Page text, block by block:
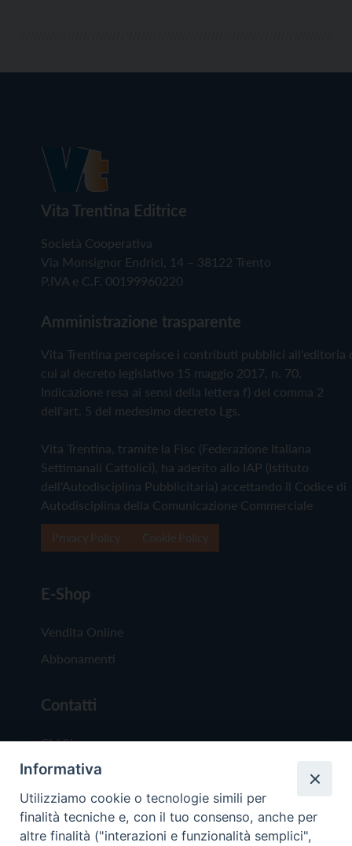
Vita Trentina Editrice
Società Cooperativa
Via Monsignor Endrici, 14 – 38122 Trento
P.IVA e C.F. 00199960220
Amministrazione trasparente
Vita Trentina percepisce i contributi pubblici all'editoria
cui al decreto legislativo 15 maggio 2017, n. 70.
Indicazione resa ai sensi della lettera f) del comma 2
dell'art. 5 del medesimo decreto Lgs.
Vita Trentina, tramite la Fisc (Federazione Italiana
Settimanali Cattolici), ha aderito allo IAP (Istituto
dell'Autodisciplina Pubblicitaria) accettando il Codice di
Autodisciplina della Comunicazione Commerciale
E-Shop
Vendita Online
Abbonamenti
Contatti
Chi Siamo
Redazione
Scrivici
Informativa
Utilizziamo cookie o tecnologie simili per
finalità tecniche e, con il tuo consenso, anche per
altre finalità ("interazioni e funzionalità semplici",